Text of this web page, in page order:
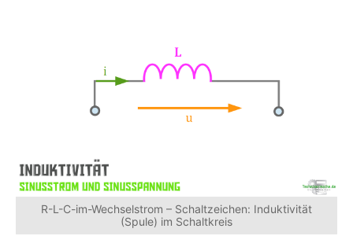
R-L-C-im-Wechselstrom – Schaltzeichen: Induktivität
(Spule) im Schaltkreis